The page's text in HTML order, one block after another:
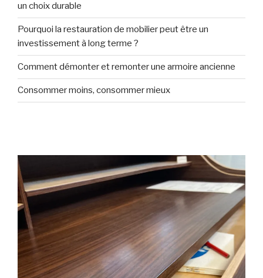
un choix durable
Pourquoi la restauration de mobilier peut être un
investissement à long terme ?
Comment démonter et remonter une armoire ancienne
Consommer moins, consommer mieux